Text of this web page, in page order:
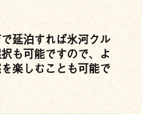
延泊すれば氷河クル
も可能ですので、よ
楽しむことも可能で